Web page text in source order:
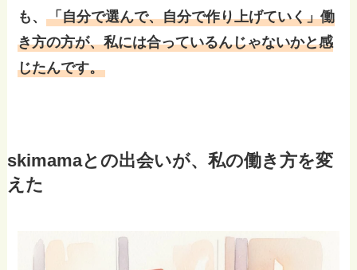
も、「自分で選んで、自分で作り上げていく」働
き方の方が、私には合っているんじゃないかと感
じたんです。
skimamaとの出会いが、私の働き方を変
えた